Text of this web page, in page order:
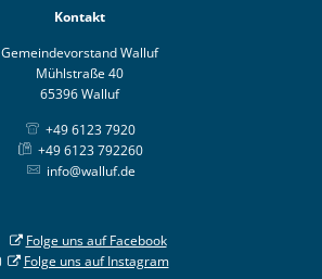
Kontakt
Gemeindevorstand Walluf
Mühlstraße 40
65396 Walluf
+49 6123 7920
+49 6123 792260
info@walluf.de
Folge uns auf Facebook
Folge uns auf Instagram